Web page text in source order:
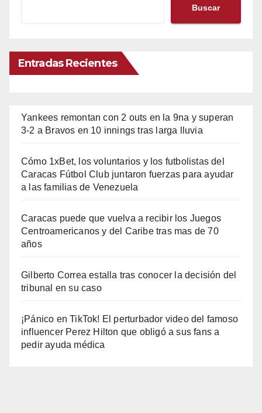
Buscar
Entradas Recientes
Yankees remontan con 2 outs en la 9na y superan
3-2 a Bravos en 10 innings tras larga lluvia
Cómo 1xBet, los voluntarios y los futbolistas del
Caracas Fútbol Club juntaron fuerzas para ayudar
a las familias de Venezuela
Caracas puede que vuelva a recibir los Juegos
Centroamericanos y del Caribe tras mas de 70
años
Gilberto Correa estalla tras conocer la decisión del
tribunal en su caso
¡Pánico en TikTok! El perturbador video del famoso
influencer Perez Hilton que obligó a sus fans a
pedir ayuda médica